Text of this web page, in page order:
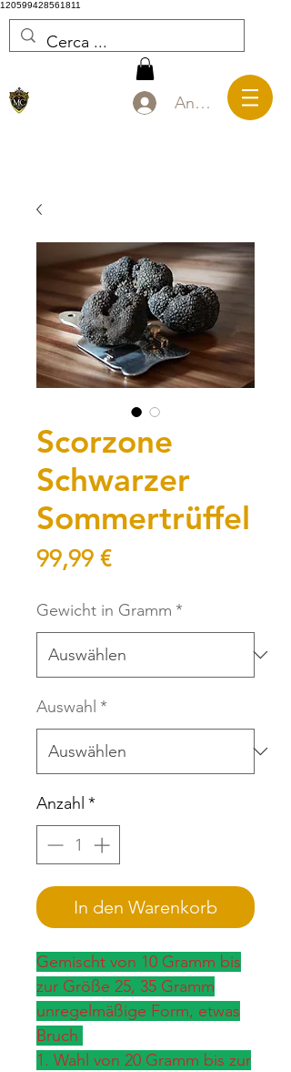
120599428561811
Anmelden
Scorzone
Schwarzer
Sommertrüffel
99,99 €Preis
Gewicht in Gramm *
Auswahl *
Anzahl *
In den Warenkorb
Gemischt von 10 Gramm bis
zur Größe 25, 35 Gramm
unregelmäßige Form, etwas
Bruch
1. Wahl von 20 Gramm bis zur